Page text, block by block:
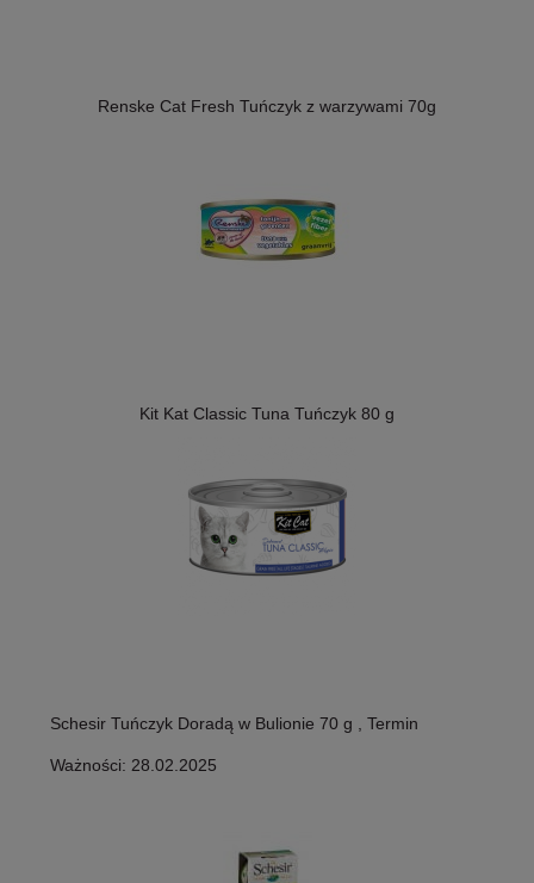
Renske Cat Fresh Tuńczyk z warzywami 70g
Kit Kat Classic Tuna Tuńczyk 80 g
Schesir Tuńczyk Doradą w Bulionie 70 g , Termin
Ważności: 28.02.2025